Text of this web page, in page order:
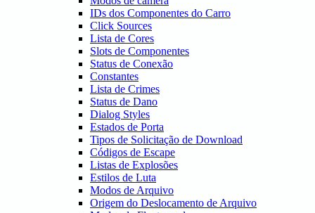
IDs dos Componentes do Carro
Click Sources
Lista de Cores
Slots de Componentes
Status de Conexão
Constantes
Lista de Crimes
Status de Dano
Dialog Styles
Estados de Porta
Tipos de Solicitação de Download
Códigos de Escape
Listas de Explosões
Estilos de Luta
Modos de Arquivo
Origem do Deslocamento de Arquivo